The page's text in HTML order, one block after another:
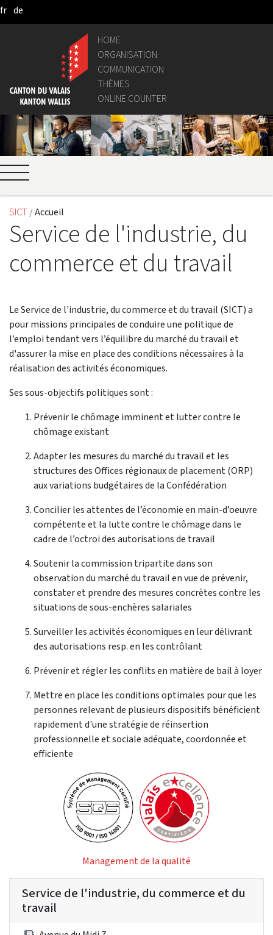
Skip to Main Content
fr de
HOME
ORGANISATION
COMMUNICATION
THÈMES
ONLINE COUNTER
SICT Accueil
Service de l'industrie, du
commerce et du travail
Le Service de l'industrie, du commerce et du travail (SICT) a
pour missions principales de conduire une politique de
l’emploi tendant vers l’équilibre du marché du travail et
d'assurer la mise en place des conditions nécessaires à la
réalisation des activités économiques.
Ses sous-objectifs politiques sont :
Prévenir le chômage imminent et lutter contre le
chômage existant
Adapter les mesures du marché du travail et les
structures des Offices régionaux de placement (ORP)
aux variations budgétaires de la Confédération
Concilier les attentes de l’économie en main-d’oeuvre
compétente et la lutte contre le chômage dans le
cadre de l’octroi des autorisations de travail
Soutenir la commission tripartite dans son
observation du marché du travail en vue de prévenir,
constater et prendre des mesures concrètes contre les
situations de sous-enchères salariales
Surveiller les activités économiques en leur délivrant
des autorisations resp. en les contrôlant
Prévenir et régler les conflits en matière de bail à loyer
Mettre en place les conditions optimales pour que les
personnes relevant de plusieurs dispositifs bénéficient
rapidement d'une stratégie de réinsertion
professionnelle et sociale adéquate, coordonnée et
efficiente
Management de la qualité
Service de l'industrie, du commerce et du
travail